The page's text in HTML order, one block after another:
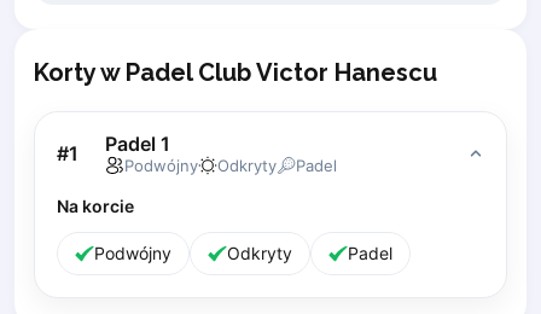
Poznan
Pruszcz Gdański
Pszczyna
Siedlce
Stalowa Wola
Szczecin
Torun
Korty w Padel Club Victor Hanescu
#1 Padel 1
Podwójny Odkryty Padel
Na korcie
Podwójny Odkryty Padel